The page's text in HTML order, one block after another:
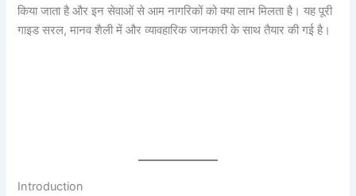
किया जाता है और इन सेवाओं से आम नागरिकों को क्या लाभ मिलता है। यह पूरी
गाइड सरल, मानव शैली में और व्यावहारिक जानकारी के साथ तैयार की गई है।
Introduction